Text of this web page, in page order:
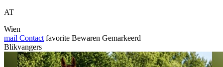
AT
Wien
mail Contact favorite Bewaren Gemarkeerd
Blikvangers